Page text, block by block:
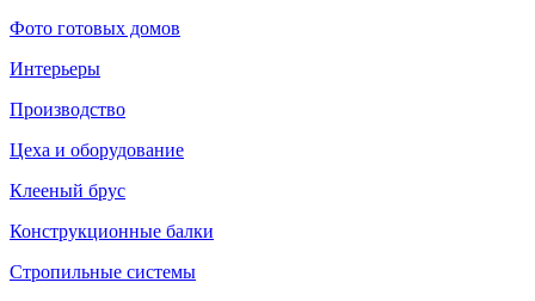
Фото готовых домов
Интерьеры
Производство
Цеха и оборудование
Клееный брус
Конструкционные балки
Стропильные системы